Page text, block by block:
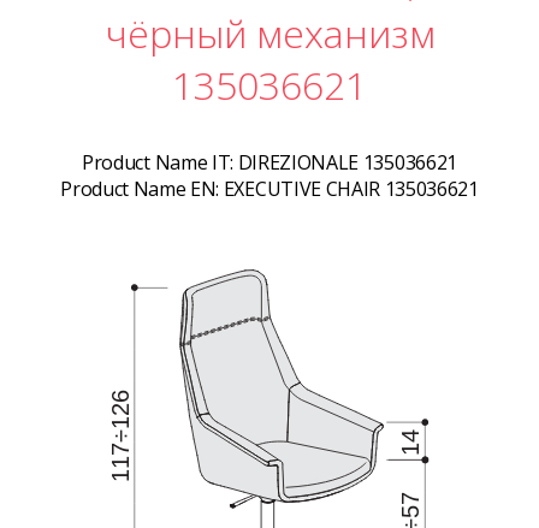
чёрный механизм
135036621
Product Name IT: DIREZIONALE 135036621
Product Name EN: EXECUTIVE CHAIR 135036621